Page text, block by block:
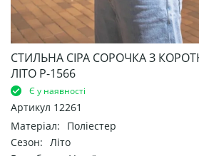
СТИЛЬНА СІРА СОРОЧКА З
ЛІТО Р-1566
Є у наявності
Артикул 12261
Матеріал:
Поліестер
Сезон: Літо